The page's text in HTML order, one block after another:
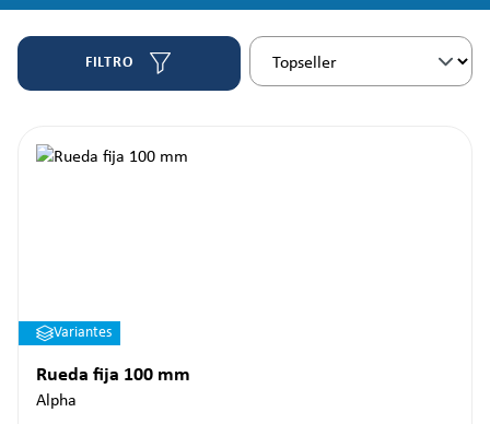
FILTRO
Variantes
Rueda fija 100 mm
Alpha